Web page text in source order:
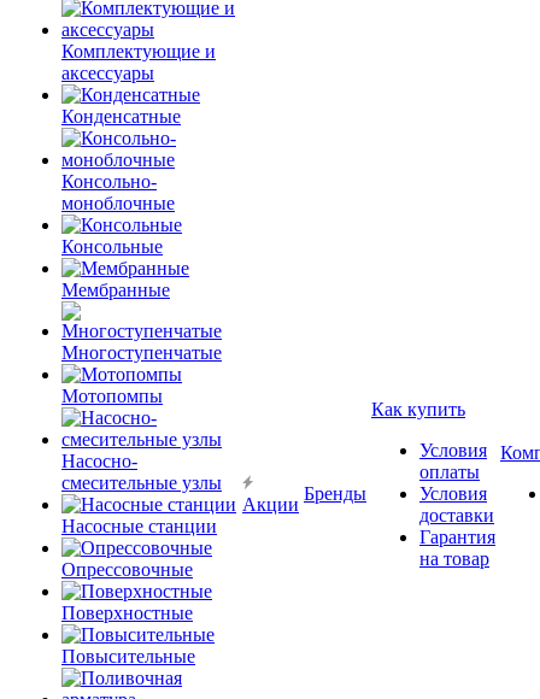
Комплектующие и
аксессуары
Конденсатные
Консольно-
моноблочные
Консольные
Мембранные
Многоступенчатые
Мотопомпы
Насосно-
смесительные узлы
Насосные станции
Опрессовочные
Поверхностные
Повысительные
Акции
Бренды
Как купить
Условия
оплаты
Условия
доставки
Гарантия
на товар